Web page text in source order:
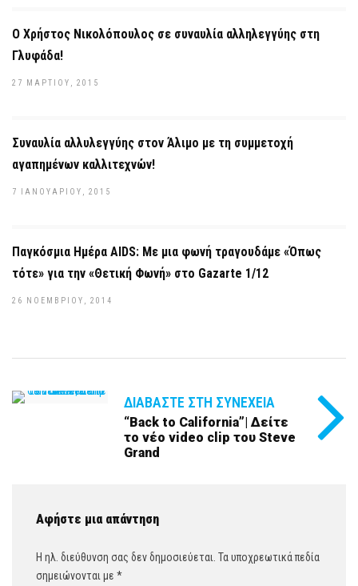
Ο Χρήστος Νικολόπουλος σε συναυλία αλληλεγγύης στη
Γλυφάδα!
27 ΜΑΡΤΊΟΥ, 2015
Συναυλία αλλυλεγγύης στον Άλιμο με τη συμμετοχή
αγαπημένων καλλιτεχνών!
7 ΙΑΝΟΥΑΡΊΟΥ, 2015
Παγκόσμια Ημέρα AIDS: Με μια φωνή τραγουδάμε «Όπως
τότε» για την «Θετική Φωνή» στο Gazarte 1/12
26 ΝΟΕΜΒΡΊΟΥ, 2014
ΔΙΑΒΆΣΤΕ ΣΤΗ ΣΥΝΈΧΕΙΑ
“Back to California”| Δείτε
το νέο video clip του Steve
Grand
Αφήστε μια απάντηση
Η ηλ. διεύθυνση σας δεν δημοσιεύεται. Τα υποχρεωτικά πεδία
σημειώνονται με *